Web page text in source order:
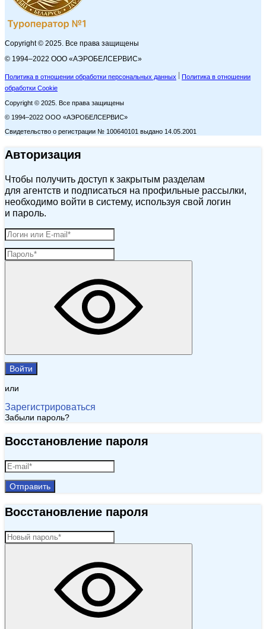
Copyright © 2025. Все права защищены
© 1994–2022 ООО «АЭРОБЕЛСЕРВИС»
Политика в отношении обработки персональных данных
Политика в отношении
обработки Cookie
Copyright © 2025. Все права защищены
© 1994–2022 ООО «АЭРОБЕЛСЕРВИС»
Свидетельство о регистрации № 100640101 выдано 14.05.2001
Авторизация
Чтобы получить доступ к закрытым разделам
для агентств и подписаться на профильные рассылки,
необходимо войти в систему, используя свой логин
и пароль.
Войти
или
Зарегистрироваться
Забыли пароль?
Восстановление пароля
Отправить
Восстановление пароля